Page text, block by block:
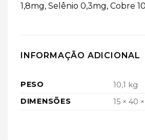
1,8mg, Selênio 0,3mg, Cobre
INFORMAÇÃO ADICIONAL
PESO
10,1 kg
DIMENSÕES
15 × 40